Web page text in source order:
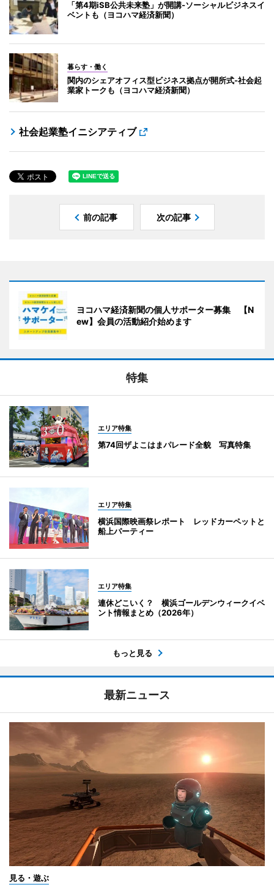
「第4期iSB公共未来塾」が開講-ソーシャルビジネスイ
ベントも（ヨコハマ経済新聞）
暮らす・働く
関内のシェアオフィス型ビジネス拠点が開所式-社会起
業家トークも（ヨコハマ経済新聞）
社会起業塾イニシアティブ
前の記事 次の記事
ヨコハマ経済新聞の個人サポーター募集 【N
ew】会員の活動紹介始めます
特集
エリア特集
第74回ザよこはまパレード全貌 写真特集
エリア特集
横浜国際映画祭レポート レッドカーペットと
船上パーティー
エリア特集
連休どこいく？ 横浜ゴールデンウィークイベ
ント情報まとめ（2026年）
もっと見る
最新ニュース
見る・遊ぶ